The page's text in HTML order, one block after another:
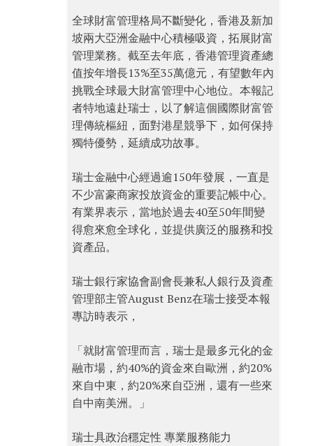
全球財富管理格局不斷變化，香港及新加
坡兩大亞洲金融中心積極吸資，拓展財富
管理業務。截至去年底，香港管理資產總
值按年增長13%至35萬億元，有望數年內
挑戰全球最大財富管理中心地位。本報記
者特地遠赴瑞士，以了解這個國際財富管
理傳統樞紐，面對港星競爭下，如何保持
獨特優勢，延續成功故事。
瑞士金融中心經過逾150年發展，一直是
不少富豪商家投放資金的重要記帳中心。
有業界表示，當地於過去40至50年間變
得愈來愈全球化，並提供廣泛的服務和投
資產品。
瑞士銀行家協會副會長兼私人銀行及資產
管理部主管August Benz在瑞士接受本報
專訪時表示，
「就財富管理而言，瑞士是最多元化的金
融市場，約40%的資金來自歐洲，約20%
來自中東，約20%來自亞洲，還有一些來
自中南美洲。」
瑞士具政治穩定性 專業服務能力